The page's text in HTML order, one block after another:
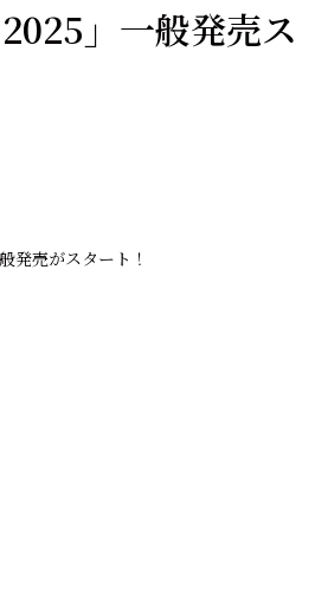
」一般発売ス
発売がスタート！